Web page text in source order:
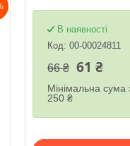
В наявності
Код: 00-00024811
66 ₴ 61 ₴
Мінімальна
250 ₴